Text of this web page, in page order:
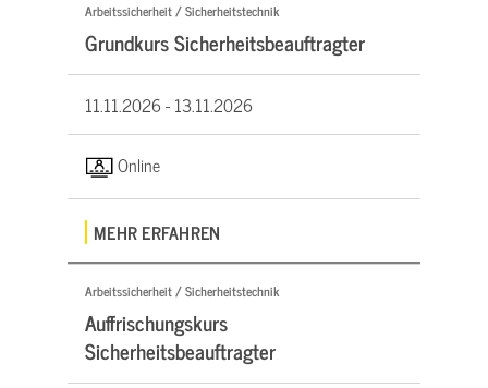
Arbeitssicherheit / Sicherheitstechnik
Grundkurs Sicherheitsbeauftragter
11.11.2026 -13.11.2026
Online
MEHR ERFAHREN
Arbeitssicherheit / Sicherheitstechnik
Auffrischungskurs
Sicherheitsbeauftragter